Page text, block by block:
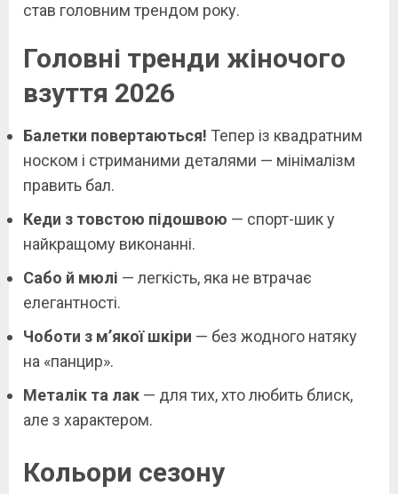
став головним трендом року.
Головні тренди жіночого
взуття 2026
Балетки повертаються! Тепер із квадратним
носком і стриманими деталями — мінімалізм
править бал.
Кеди з товстою підошвою — спорт-шик у
найкращому виконанні.
Сабо й мюлі — легкість, яка не втрачає
елегантності.
Чоботи з м’якої шкіри — без жодного натяку
на «панцир».
Металік та лак — для тих, хто любить блиск,
але з характером.
Кольори сезону